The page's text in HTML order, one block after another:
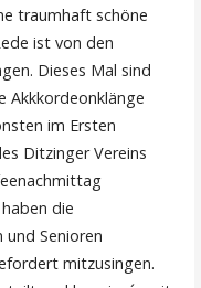
traumhaft schöne
ist von den
Dieses Mal sind
Akkkordeonklänge
im Ersten
Ditzinger Vereins
die
und Senioren
mitzusingen.